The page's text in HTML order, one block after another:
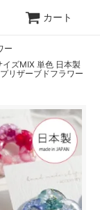
カート
ー
ズMIX 単色 日本製
リザーブドフラワー